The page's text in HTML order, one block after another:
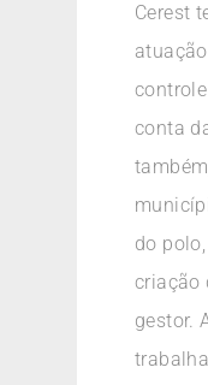
Cerest
conta
do
criação
gestor.